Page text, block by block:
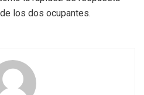
los dos ocupantes.